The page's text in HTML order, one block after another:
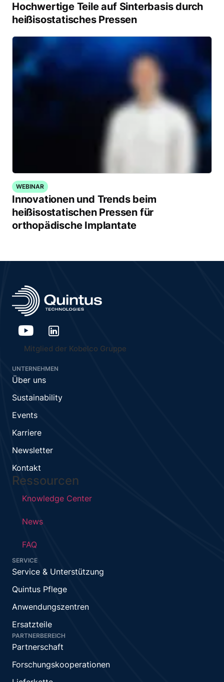
Hochwertige Teile auf Sinterbasis durch
heißisostatisches Pressen
WEBINAR
Innovationen und Trends beim
heißisostatischen Pressen für
orthopädische Implantate
Mitglied der Kobelco Gruppe
UNTERNEHMEN
Über uns
Sustainability
Events
Karriere
Newsletter
Kontakt
Ressourcen
Knowledge Center
News
FAQ
SERVICE
Service & Unterstützung
Quintus Pflege
Anwendungszentren
Ersatzteile
PARTNERBEREICH
Partnerschaft
Forschungskooperationen